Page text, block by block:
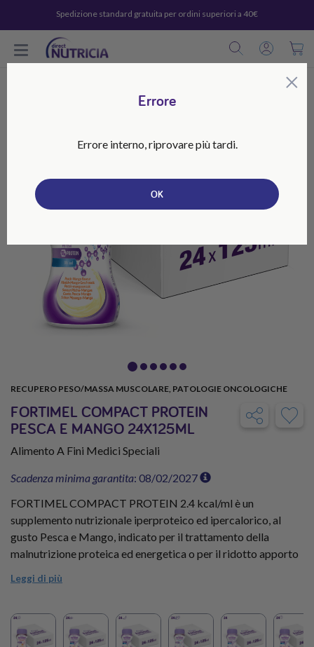
RECUPERO PESO/MASSA MUSCOLARE, PATOLOGIE ONCOLOGICHE
FORTIMEL COMPACT PROTEIN
PESCA E MANGO 24X125ML
Alimento A Fini Medici Speciali
Scadenza minima garantita: 08/02/2027
FORTIMEL COMPACT PROTEIN 2.4 kcal/ml è un
supplemento nutrizionale iperproteico ed ipercalorico, al
gusto Pesca e Mango, indicato per il trattamento della
malnutrizione proteica ed energetica o per il ridotto apporto
contiene 18g di Proteine e 306Kcal.
Fai scorta di FORTIMEL COMPACT PROTEIN 2.4 kcal/ml
PESCA E MANGO con il Kit Terapia gusto Pesca e Mango da
Leggi di più
×
Errore
Errore interno, riprovare più tardi.
OK
Spedizione standard gratuita per ordini superiori a 40€